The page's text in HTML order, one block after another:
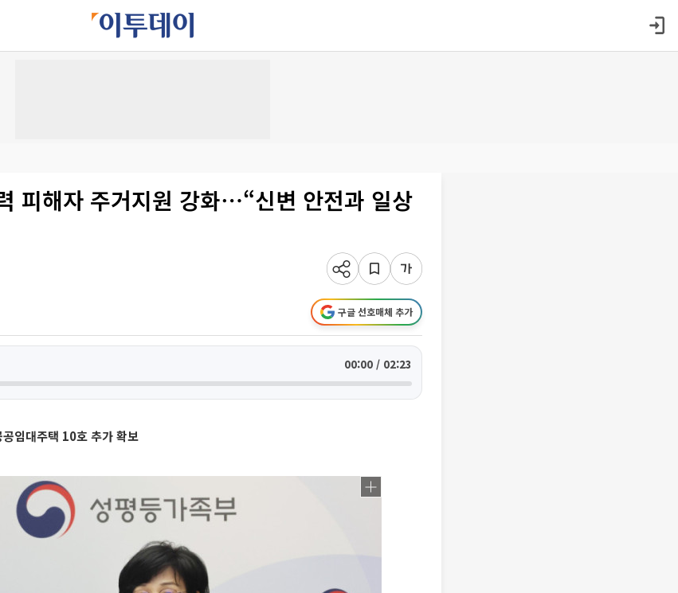
피해자 주거지원 강화⋯“신변 안전과 일상
구글 선호매체 추가
00:00 / 02:23
임대주택 10호 추가 확보